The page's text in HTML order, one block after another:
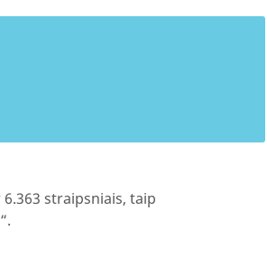
straipsniais, taip